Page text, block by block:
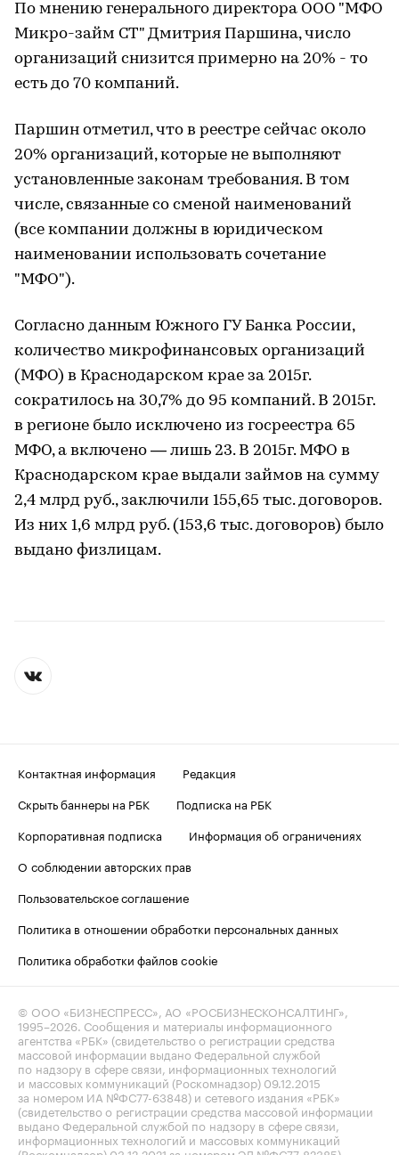
По мнению генерального директора ООО "МФО
Микро-займ СТ" Дмитрия Паршина, число
организаций снизится примерно на 20% - то
есть до 70 компаний.
Паршин отметил, что в реестре сейчас около
20% организаций, которые не выполняют
установленные законам требования. В том
числе, связанные со сменой наименований
(все компании должны в юридическом
наименовании использовать сочетание
"МФО").
Согласно данным Южного ГУ Банка России,
количество микрофинансовых организаций
(МФО) в Краснодарском крае за 2015г.
сократилось на 30,7% до 95 компаний. В 2015г.
в регионе было исключено из госреестра 65
МФО, а включено — лишь 23. В 2015г. МФО в
Краснодарском крае выдали займов на сумму
2,4 млрд руб., заключили 155,65 тыс. договоров.
Из них 1,6 млрд руб. (153,6 тыс. договоров) было
выдано физлицам.
Контактная информация
Редакция
Скрыть баннеры на РБК
Подписка на РБК
Корпоративная подписка
Информация об ограничениях
О соблюдении авторских прав
Пользовательское соглашение
Политика в отношении обработки персональных данных
Политика обработки файлов cookie
© ООО «БИЗНЕСПРЕСС», АО «РОСБИЗНЕСКОНСАЛТИНГ»,
1995–2026. Сообщения и материалы информационного
агентства «РБК» (свидетельство о регистрации средства
массовой информации выдано Федеральной службой
по надзору в сфере связи, информационных технологий
и массовых коммуникаций (Роскомнадзор) 09.12.2015
за номером ИА №ФС77-63848) и сетевого издания «РБК»
(свидетельство о регистрации средства массовой информации
выдано Федеральной службой по надзору в сфере связи,
информационных технологий и массовых коммуникаций